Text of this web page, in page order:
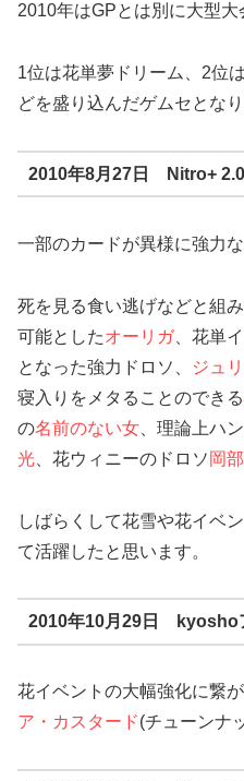
2010年はGPとは別に大型大
1位は花単夢ドリーム、2位
どを盛り込んだゲムセとなり
2010年8月27日 Nitro+
一部のカードが異様に強力
死を見る食い逃げなどと組
可能としたオーリガ、花単
となった強力ドロソ、
ジュ
寝入りをメタることのできる
の名前のない女 、理論上ハ
光 、花ウィニーのドロソ 岡
しばらくして花雪や花イベ
て活躍したと思います。
2010年10月29日 kyosho
花イベントの大幅強化に繋
ア・カスタード(チューンナ